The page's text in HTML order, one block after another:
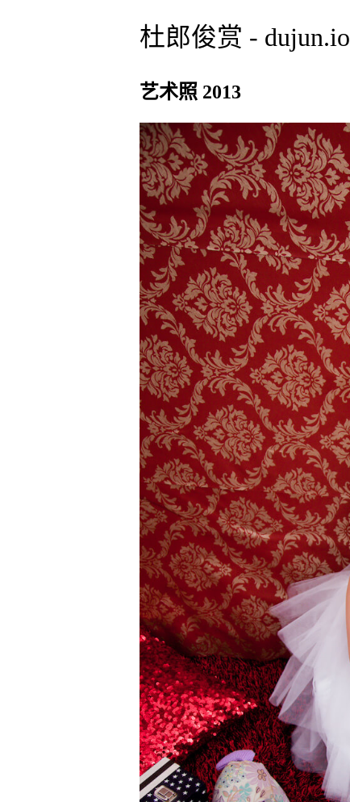
杜郎俊赏 - dujun.io
艺术照 2013